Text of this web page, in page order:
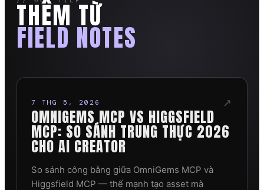
THÊM TỪ
FIELD NOTES
7 THG 5, 2026 ↗
OMNIGEMS MCP VS HIGGSFIELD
MCP: SO SÁNH TRUNG THỰC 2026
CHO AI CREATOR
So sánh công bằng giữa OmniGems MCP và
Higgsfield MCP — thế mạnh tạo asset mà